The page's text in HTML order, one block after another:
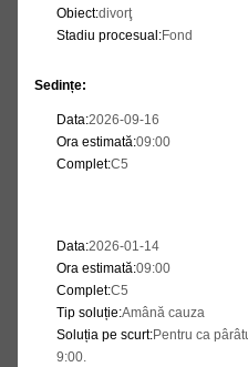
Obiect:divorţ
Stadiu procesual :Fond
Sedințe:
Data:2026-09-16
Ora estimată:09:00
Complet:C5
Data:2026-01-14
Ora estimată:09:00
Complet:C5
Tip soluție:Amână cauza
Soluția pe scurt:Pentru ca
9:00.